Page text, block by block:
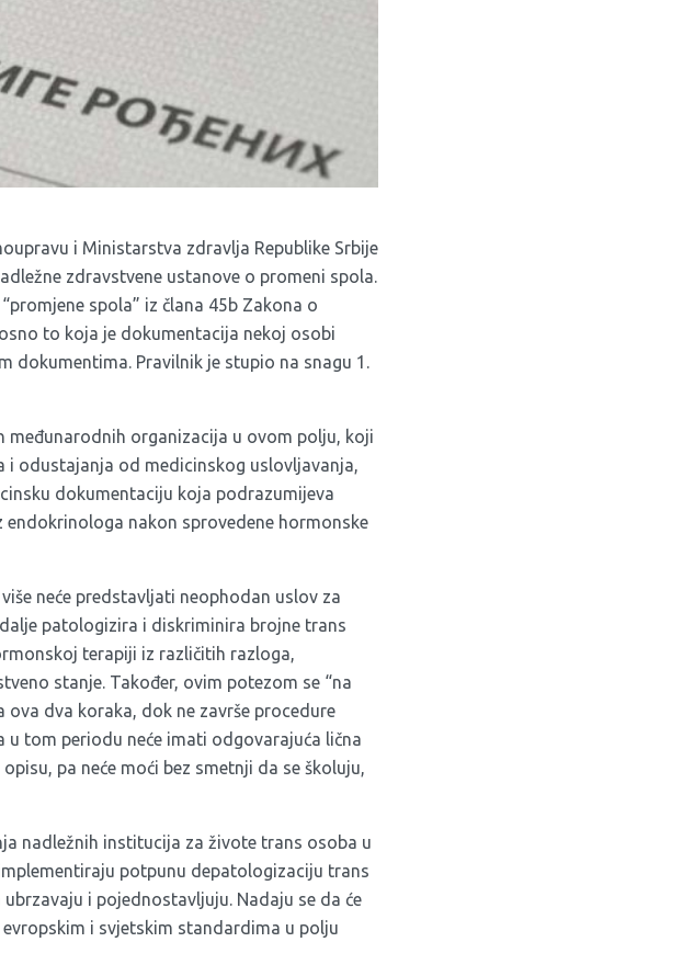
i Ministarstva zdravlja Republike Srbije
zdravstvene ustanove o promeni spola.
spola” iz člana 45b Zakona o
to koja je dokumentacija nekoj osobi
dokumentima. Pravilnik je stupio na snagu 1.
međunarodnih organizacija u ovom polju, koji
odustajanja od medicinskog uslovljavanja,
dokumentaciju koja podrazumijeva
nakon sprovedene hormonske
neće predstavljati neophodan uslov za
patologizira i diskriminira brojne trans
terapiji iz različitih razloga,
stanje. Također, ovim potezom se “na
dva koraka, dok ne završe procedure
tom periodu neće imati odgovarajuća lična
pa neće moći bez smetnji da se školuju,
nadležnih institucija za živote trans osoba u
potpunu depatologizaciju trans
i pojednostavljuju. Nadaju se da će
i svjetskim standardima u polju